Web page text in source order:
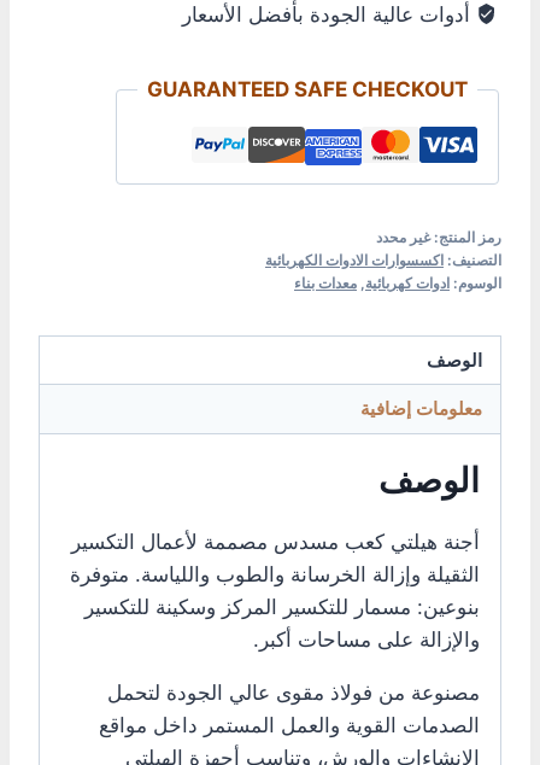
أدوات عالية الجودة بأفضل الأسعار
GUARANTEED SAFE CHECKOUT
رمز المنتج:غير محدد
التصنيف: اكسسوارات الادوات الكهربائية
الوسوم: ادوات كهربائية معدات بناء
الوصف
معلومات إضافية
الوصف
أجنة هيلتي كعب مسدس مصممة لأعمال التكسير
الثقيلة وإزالة الخرسانة والطوب واللياسة. متوفرة
بنوعين: مسمار للتكسير المركز وسكينة للتكسير
والإزالة على مساحات أكبر.
مصنوعة من فولاذ مقوى عالي الجودة لتحمل
الصدمات القوية والعمل المستمر داخل مواقع
الإنشاءات والورش، وتناسب أجهزة الهيلتي